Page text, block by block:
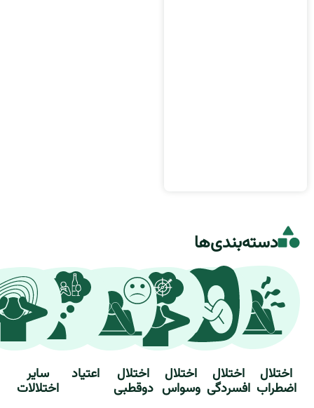
دسته‌بندی‌ها
اختلال
اضطراب
اختلال
افسردگی
اختلال
وسواس
اختلال
دوقطبی
اعتیاد سایر
اختلالات